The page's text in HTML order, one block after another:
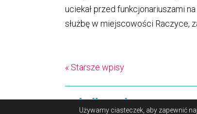
uciekał przed funkcjonariuszami
służbę w miejscowości Raczyce,
« Starsze wpisy
Używamy ciasteczek, aby zapewnić